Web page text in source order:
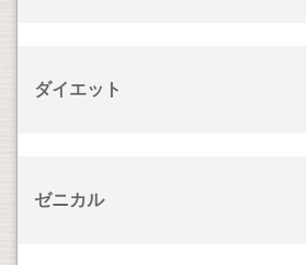
ダイエット
ゼニカル